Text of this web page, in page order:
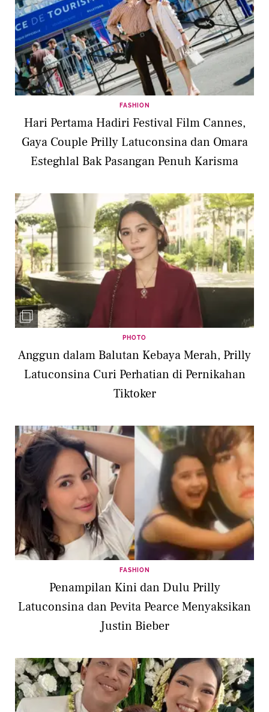
FASHION
Hari Pertama Hadiri Festival Film Cannes,
Gaya Couple Prilly Latuconsina dan Omara
Esteghlal Bak Pasangan Penuh Karisma
PHOTO
Anggun dalam Balutan Kebaya Merah, Prilly
Latuconsina Curi Perhatian di Pernikahan
Tiktoker
FASHION
Penampilan Kini dan Dulu Prilly
Latuconsina dan Pevita Pearce Menyaksikan
Justin Bieber